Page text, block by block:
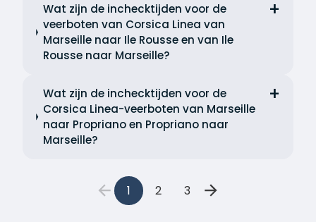
Wat zijn de inchecktijden voor de
veerboten van Corsica Linea van
Marseille naar Ile Rousse en van Ile
Rousse naar Marseille?
Wat zijn de inchecktijden voor de
Corsica Linea-veerboten van Marseille
naar Propriano en Propriano naar
Marseille?
1 2 3